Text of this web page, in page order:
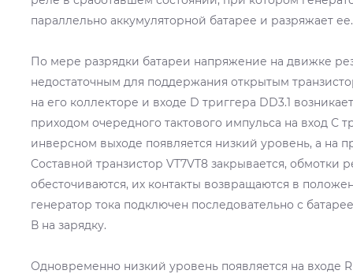
параллельно аккумуляторной батарее и разряжает ее.
По мере разрядки батареи напряжение на движке
недостаточным для поддержания открытым
на его коллекторе и входе D триггера DD3.1
приходом очередного тактового импульса на вход С
инверсном выходе появляется низкий уровень, а на
Составной транзистор VT7VT8 закрывается, обмотки
обесточиваются, их контакты возвращаются в
генератор тока подключен последовательно с
В на зарядку.
Одновременно низкий уровень появляется на входе R